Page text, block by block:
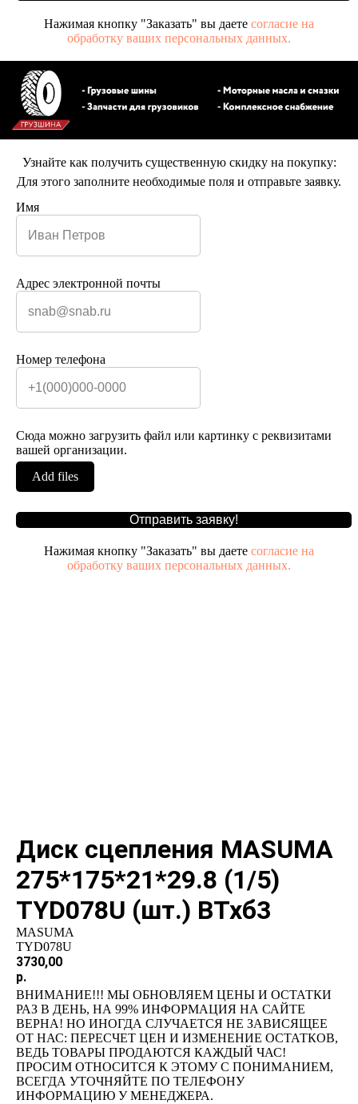
Нажимая кнопку "Заказать" вы даете согласие на
обработку ваших персональных данных.
Узнайте как получить существенную скидку на покупку:
Для этого заполните необходимые поля и отправьте заявку.
Имя
Адрес электронной почты
Номер телефона
Сюда можно загрузить файл или картинку с реквизитами
вашей организации.
Add files
Отправить заявку!
Нажимая кнопку "Заказать" вы даете согласие на
обработку ваших персональных данных.
Диск сцепления MASUMA
275*175*21*29.8 (1/5)
TYD078U (шт.) ВТхб3
MASUMA
TYD078U
3730,00
р.
ВНИМАНИЕ!!! МЫ ОБНОВЛЯЕМ ЦЕНЫ И ОСТАТКИ
РАЗ В ДЕНЬ, НА 99% ИНФОРМАЦИЯ НА САЙТЕ
ВЕРНА! НО ИНОГДА СЛУЧАЕТСЯ НЕ ЗАВИСЯЩЕЕ
ОТ НАС: ПЕРЕСЧЕТ ЦЕН И ИЗМЕНЕНИЕ ОСТАТКОВ,
ВЕДЬ ТОВАРЫ ПРОДАЮТСЯ КАЖДЫЙ ЧАС!
ПРОСИМ ОТНОСИТСЯ К ЭТОМУ С ПОНИМАНИЕМ,
ВСЕГДА УТОЧНЯЙТЕ ПО ТЕЛЕФОНУ
ИНФОРМАЦИЮ У МЕНЕДЖЕРА.